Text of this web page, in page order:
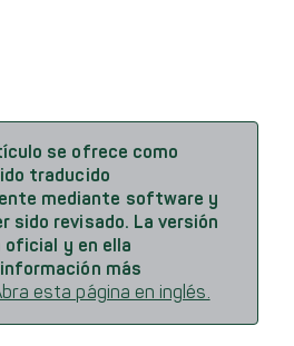
se ofrece como
traducido
mediante software y
sido revisado. La versión
oficial y en ella
más
esta página en inglés.